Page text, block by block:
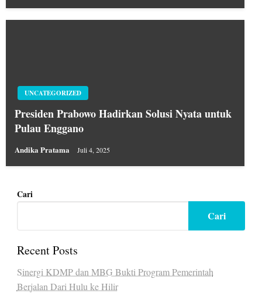
UNCATEGORIZED
Presiden Prabowo Hadirkan Solusi Nyata untuk
Pulau Enggano
Andika Pratama Juli 4, 2025
Cari
Cari
Recent Posts
Sinergi KDMP dan MBG Bukti Program Pemerintah
Berjalan Dari Hulu ke Hilir